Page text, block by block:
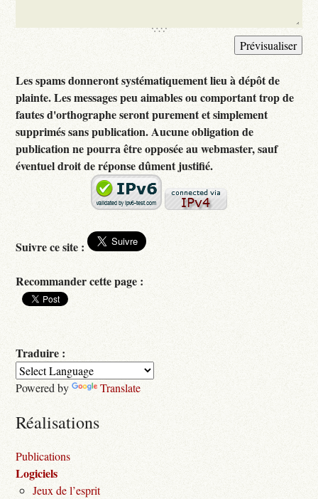
Les spams donneront systématiquement lieu à dépôt de
plainte. Les messages peu aimables ou comportant trop de
fautes d'orthographe seront purement et simplement
supprimés sans publication. Aucune obligation de
publication ne pourra être opposée au webmaster, sauf
éventuel droit de réponse dûment justifié.
Suivre ce site :
Recommander cette page :
Traduire :
Powered by Translate
Réalisations
Publications
Logiciels
Jeux de l’esprit